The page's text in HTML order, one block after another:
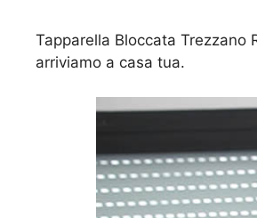
Tapparella Bloccata Trezzano
arriviamo a casa tua.